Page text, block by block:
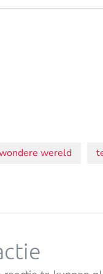
wereld